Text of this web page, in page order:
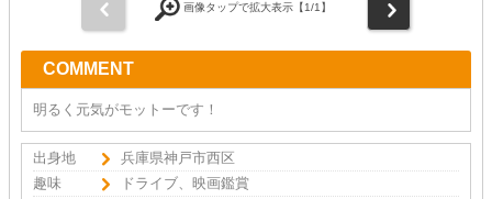
画像タップで拡大表示【1/1】
COMMENT
明るく元気がモットーです！
出身地
兵庫県神戸市西区
趣味
ドライブ、映画鑑賞